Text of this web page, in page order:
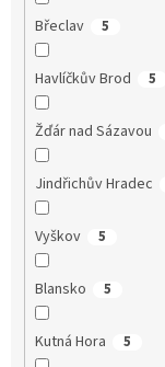
Břeclav 5
Havlíčkův Brod 5
Žďár nad Sázavou
Jindřichův Hradec
Vyškov 5
Blansko 5
Kutná Hora 5